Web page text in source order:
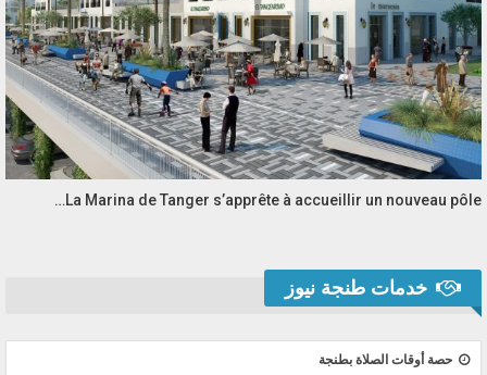
La Marina de Tanger s’apprête à accueillir un nouveau pôle…
خدمات طنجة نيوز
حصة أوقات الصلاة بطنجة